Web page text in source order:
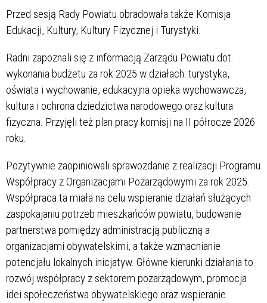
Przed sesją Rady Powiatu obradowała także Komisja
Edukacji, Kultury, Kultury Fizycznej i Turystyki.
Radni zapoznali się z informacją Zarządu Powiatu dot.
wykonania budżetu za rok 2025 w działach: turystyka,
oświata i wychowanie, edukacyjna opieka wychowawcza,
kultura i ochrona dziedzictwa narodowego oraz kultura
fizyczna. Przyjęli też plan pracy komisji na II półrocze 2026
roku.
Pozytywnie zaopiniowali sprawozdanie z realizacji Programu
Współpracy z Organizacjami Pozarządowymi za rok 2025.
Współpraca ta miała na celu wspieranie działań służących
zaspokajaniu potrzeb mieszkańców powiatu, budowanie
partnerstwa pomiędzy administracją publiczną a
organizacjami obywatelskimi, a także wzmacnianie
potencjału lokalnych inicjatyw. Główne kierunki działania to
rozwój współpracy z sektorem pozarządowym, promocja
idei społeczeństwa obywatelskiego oraz wspieranie